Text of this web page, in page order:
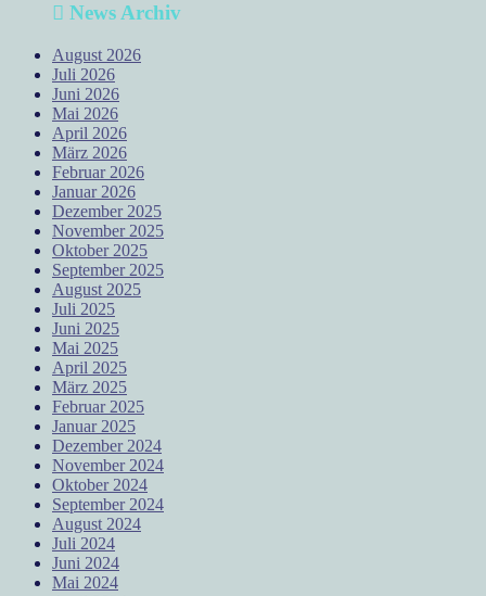
News Archiv
August 2026
Juli 2026
Juni 2026
Mai 2026
April 2026
März 2026
Februar 2026
Januar 2026
Dezember 2025
November 2025
Oktober 2025
September 2025
August 2025
Juli 2025
Juni 2025
Mai 2025
April 2025
März 2025
Februar 2025
Januar 2025
Dezember 2024
November 2024
Oktober 2024
September 2024
August 2024
Juli 2024
Juni 2024
Mai 2024